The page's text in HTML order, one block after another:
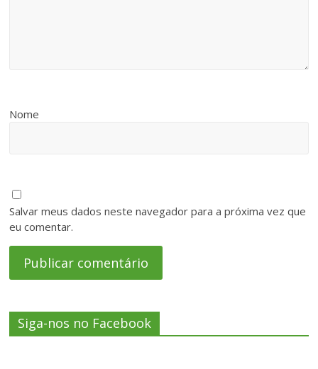
Nome
Salvar meus dados neste navegador para a próxima vez que
eu comentar.
Siga-nos no Facebook